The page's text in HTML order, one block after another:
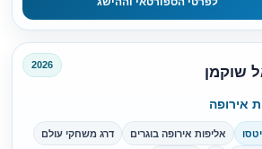
שוקמן 2026
אירופה
אליפות אירופה בוגרים דרג משחקי עולם